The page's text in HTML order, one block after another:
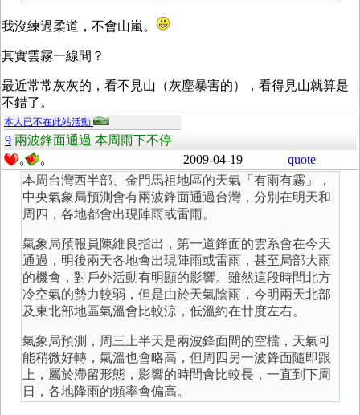
我沒練過柔道，不會山嵐。
其實雲霧一線間？
最近常常灰灰的，看不見山（灰塵暴害的），看得見山就算是
不錯了。
本人已不在此站活動
9 兩波鋒面通過 本周雨下不停
0 0 2009-04-19
quote
本周台灣西半部、金門馬祖地區的天氣「有雨有霧」，
中央氣象局預測會有兩波鋒面通過台灣，分別在明天和
周四，各地都會出現陣雨或雷雨。
氣象局預報員陳維良指出，第一道鋒面的雲系會在今天
通過，明後兩天各地會出現陣雨或雷雨，甚至局部大雨
的機會，對戶外活動有明顯的影響。雖然這段時間北方
冷空氣的勢力較弱，但是由於天氣陰雨，今明兩天北部
及東北部地區氣溫會比較涼，低溫約在廿度左右。
氣象局預測，周三上半天是兩波鋒面間的空檔，天氣可
能稍微好轉，氣溫也會略高，但周四另一波鋒面隨即跟
上，屬於滯留形態，影響的時間會比較長，一直到下周
日，各地降雨的頻率會偏高。